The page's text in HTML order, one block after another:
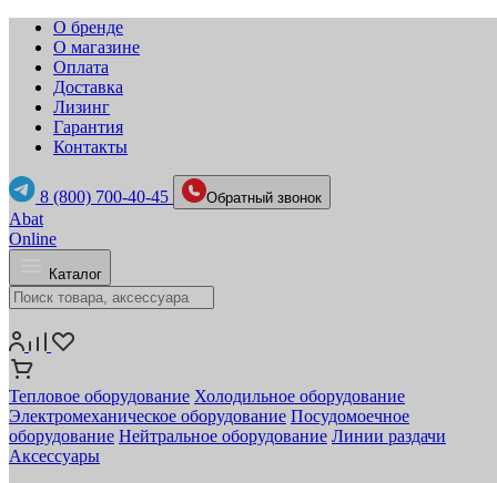
О бренде
О магазине
Оплата
Доставка
Лизинг
Гарантия
Контакты
8 (800) 700-40-45 Обратный звонок
Abat
Online
Каталог
Тепловое оборудование Холодильное оборудование
Электромеханическое оборудование Посудомоечное
оборудование Нейтральное оборудование Линии раздачи
Аксессуары